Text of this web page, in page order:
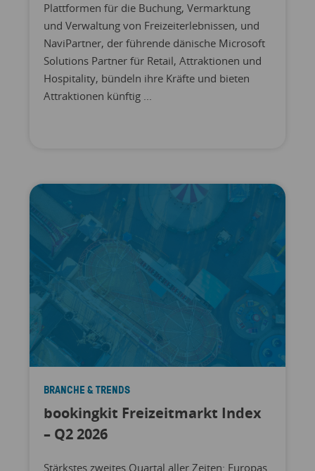
Plattformen für die Buchung, Vermarktung
und Verwaltung von Freizeiterlebnissen, und
NaviPartner, der führende dänische Microsoft
Solutions Partner für Retail, Attraktionen und
Hospitality, bündeln ihre Kräfte und bieten
Attraktionen künftig ...
BRANCHE & TRENDS
bookingkit Freizeitmarkt Index
– Q2 2026
Stärkstes zweites Quartal aller Zeiten: Europas